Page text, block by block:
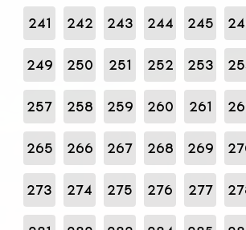
241 242 243 244 245
249 250 251 252 253
257 258 259 260 261
265 266 267 268 269
273 274 275 276 277